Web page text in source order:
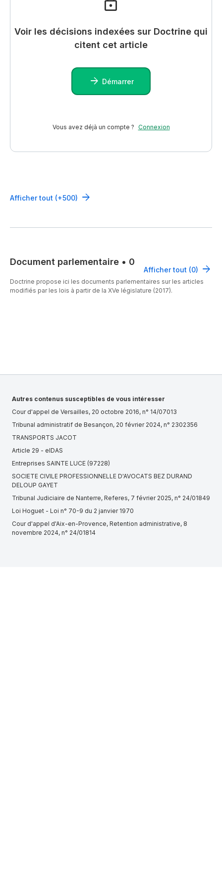
Voir les décisions indexées sur Doctrine qui
citent cet article
Démarrer
Vous avez déjà un compte ? Connexion
Afficher tout (+500)
Document parlementaire • 0
Afficher tout (0)
Doctrine propose ici les documents parlementaires sur les articles
modifiés par les lois à partir de la XVe législature (2017).
Autres contenus susceptibles de vous intéresser
Cour d'appel de Versailles, 20 octobre 2016, n° 14/07013
Tribunal administratif de Besançon, 20 février 2024, n° 2302356
TRANSPORTS JACOT
Article 29 - eIDAS
Entreprises SAINTE LUCE (97228)
SOCIETE CIVILE PROFESSIONNELLE D'AVOCATS BEZ DURAND
DELOUP GAYET
Tribunal Judiciaire de Nanterre, Referes, 7 février 2025, n° 24/01849
Loi Hoguet - Loi n° 70-9 du 2 janvier 1970
Cour d'appel d'Aix-en-Provence, Retention administrative, 8
novembre 2024, n° 24/01814